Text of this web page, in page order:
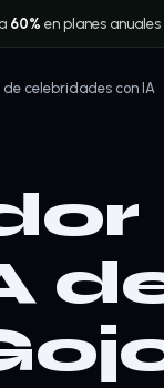
60% en planes anuales
celebridades con IA